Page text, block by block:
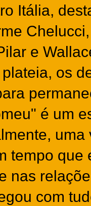
Itália,
e
os
é um
tempo que
nas
com